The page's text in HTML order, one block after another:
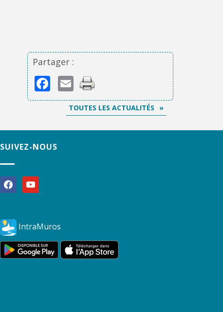
Partager :
Facebook
Email
TOUTES LES ACTUALITÉS
SUIVEZ-NOUS
facebookyoutube
IntraMuros